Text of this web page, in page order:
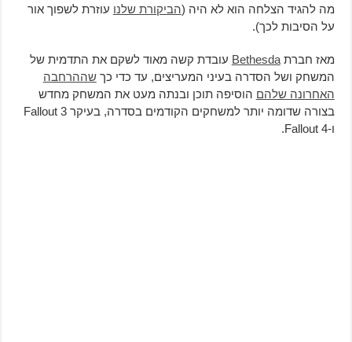
מה להגיד הצלחה הוא לא היה (הביקורת שלנועוזרת לשפוך אור
על הסיבות לכך).
מאז חברת Bethesdaעובדת קשה מאוד לשקם את התדמית של
המשחק ושל הסדרה בעיני המעריצים, עד כדי כך שההרחבה
האחרונה שלהםהוסיפה תוכן ובנתה מעט את המשחק מחדש
בצורה שדומה יותר למשחקים הקודמים בסדרה, בעיקר Fallout 3
ו-Fallout 4.